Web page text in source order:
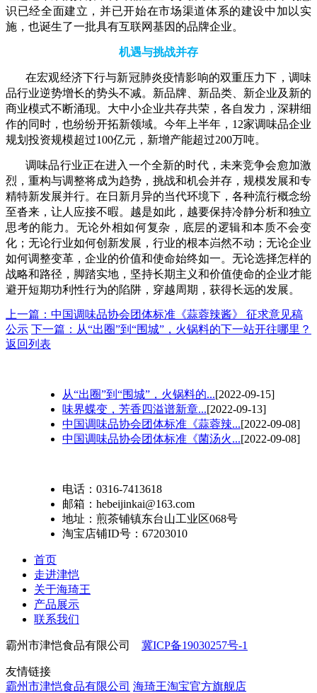
识已经全面建立，并已开始在市场渠道体系的建设中加以实
施，也诞生了一批具有互联网基因的品牌企业。
机遇与挑战并存
在宏观经济下行与新冠肺炎疫情影响的双重压力下，调味
品行业逆势增长的势头不减。新品牌、新品类、新企业及新的
商业模式不断涌现。大中小企业共存共荣，各自发力，深耕细
作的同时，也纷纷开拓新领域。今年上半年，12家调味品企业
规划投资规模超过100亿元，新增产能超过200万吨。
调味品行业正在进入一个全新的时代，未来竞争会愈加激
烈，重构与调整将成为趋势，挑战和机会并存，规模发展和专
精特新发展并行。在日新月异的当代环境下，各种流行概念纷
至沓来，让人应接不暇。越是如此，越要保持冷静分析和独立
思考的能力。无论外相如何复杂，底层的逻辑和本质不会变
化；无论行业如何创新发展，行业的根本岿然不动；无论企业
如何调整变革，企业的价值和使命始终如一。无论选择怎样的
战略和路径，脚踏实地，坚持长期主义和价值使命的企业才能
避开短期功利性行为的陷阱，穿越周期，获得长远的发展。
上一篇：中国调味品协会团体标准《蒜蓉辣酱》 征求意见稿
公示 下一篇：从“出圈”到“围城”，火锅料的下一站开往哪里？
返回列表
从“出圈”到“围城”，火锅料的...[2022-09-15]
味界蝶变，芳香四溢谱新章...[2022-09-13]
中国调味品协会团体标准《蒜蓉辣...[2022-09-08]
中国调味品协会团体标准《菌汤火...[2022-09-08]
电话：0316-7413618
邮箱：hebeijinkai@163.com
地址：煎茶铺镇东台山工业区068号
淘宝店铺ID号：67203010
首页
走进津恺
关于海琦王
产品展示
联系我们
霸州市津恺食品有限公司 冀ICP备19030257号-1
友情链接
霸州市津恺食品有限公司 海琦王淘宝官方旗舰店